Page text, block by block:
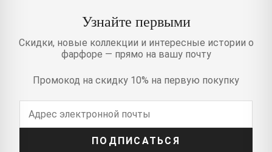
Узнайте первыми
Скидки, новые коллекции и интересные истории о
фарфоре — прямо на вашу почту
Промокод на скидку 10% на первую покупку
ПОДПИСАТЬСЯ